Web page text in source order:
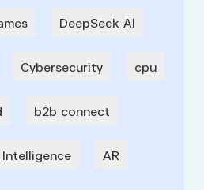
DeepSeek AI
Cybersecurity cpu
b2b connect
AR